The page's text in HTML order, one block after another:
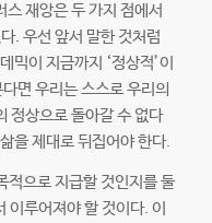
재앙은 두 가지 점에서
. 우선 앞서 말한 것처럼
믹이 지금까지 ‘정상적’이
면 우리는 스스로 우리의
정상으로 돌아갈 수 없다
을 제대로 뒤집어야 한다.
적으로 지급할 것인지를 둘
루어져야 할 것이다. 이